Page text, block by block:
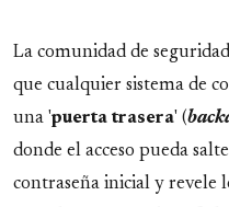
La comunidad de
que cualquier sistema de
una 'puerta trasera' (
donde el acceso pueda
contraseña inicial y revele